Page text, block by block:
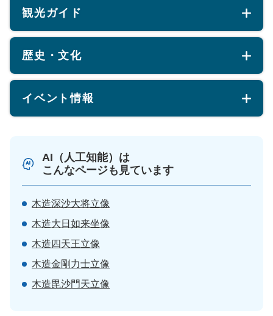
観光ガイド
歴史・文化
イベント情報
AI（人工知能）は
こんなページも見ています
木造深沙大将立像
木造大日如来坐像
木造四天王立像
木造金剛力士立像
木造毘沙門天立像